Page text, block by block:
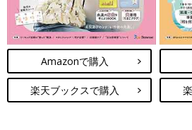
Amazonで購入
楽天ブックスで購入